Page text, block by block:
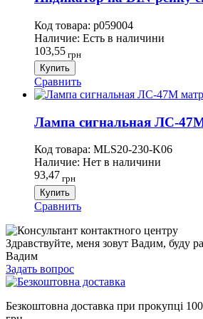
Код товара: p059004
Наличие: Есть в наличини
103,55 грн
Купить
Сравнить
Лампа сигнальная ЛС-
Код товара: MLS20-230-K06
Наличие: Нет в наличини
93,47 грн
Купить
Сравнить
Здравствуйте, меня зовут Вадим, буду
Вадим
Задать вопрос
Безкоштовна доставка при прокупці